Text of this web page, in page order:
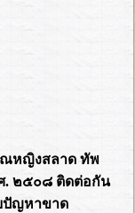
ณหญิงสลาด ทัพ
. ๒๕๐๘ ติดต่อกัน
ปัญหาขาด